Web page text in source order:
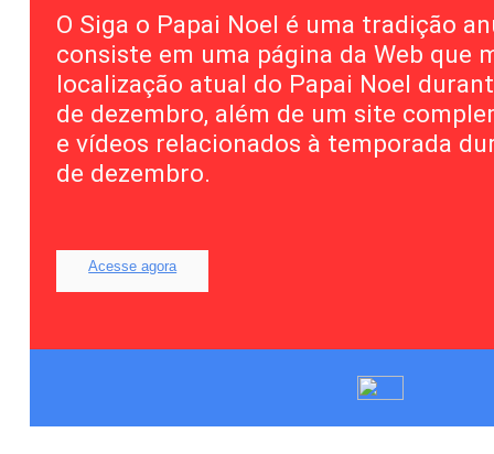
O Siga o Papai Noel é uma tradição
consiste em uma página da Web que
localização atual do Papai Noel
de dezembro, além de um site
e vídeos relacionados à temporada
de dezembro.
Acesse agora